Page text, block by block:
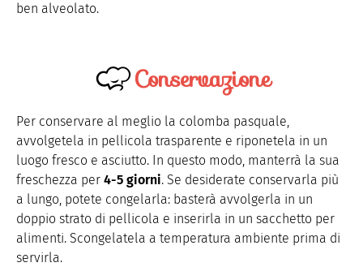
ben alveolato.
Conservazione
Per conservare al meglio la colomba pasquale,
avvolgetela in pellicola trasparente e riponetela in un
luogo fresco e asciutto. In questo modo, manterrà la sua
freschezza per 4-5 giorni. Se desiderate conservarla più
a lungo, potete congelarla: basterà avvolgerla in un
doppio strato di pellicola e inserirla in un sacchetto per
alimenti. Scongelatela a temperatura ambiente prima di
servirla.